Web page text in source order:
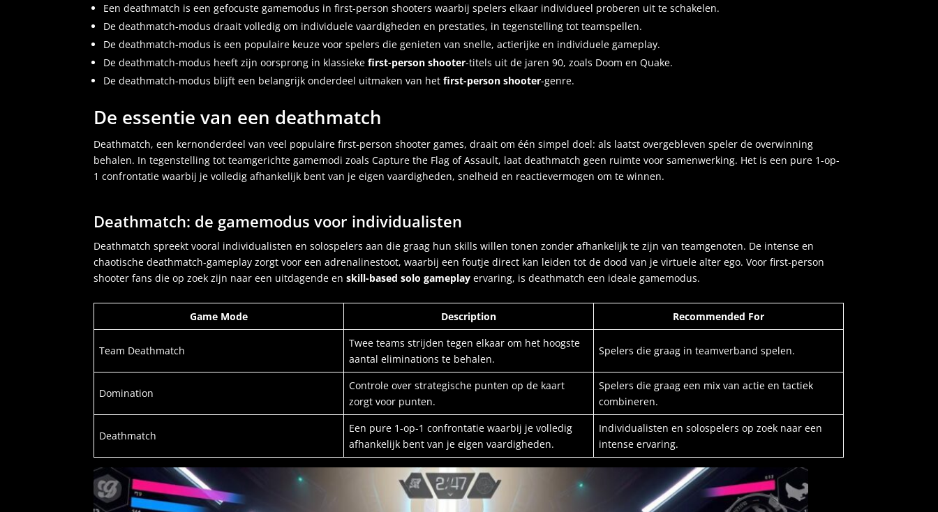
Een deathmatch is een gefocuste gamemodus in first-person shooters waarbij spelers elkaar individueel proberen uit te schakelen.
De deathmatch-modus draait volledig om individuele vaardigheden en prestaties, in tegenstelling tot teamspellen.
De deathmatch-modus is een populaire keuze voor spelers die genieten van snelle, actierijke en individuele gameplay.
De deathmatch-modus heeft zijn oorsprong in klassiekefirst-person shooter-titels uit de jaren 90, zoals Doom en Quake.
De deathmatch-modus blijft een belangrijk onderdeel uitmaken van hetfirst-person shooter-genre.
De essentie van een deathmatch
Deathmatch, een kernonderdeel van veel populaire first-person shooter games, draait om één simpel doel: als laatst overgebleven speler de overwinning
behalen. In tegenstelling tot teamgerichte gamemodi zoalsCapture the Flag of Assault, laat deathmatch geen ruimte voor samenwerking. Het is een pure 1-op-
1 confrontatie waarbij je volledig afhankelijk bent van je eigen vaardigheden, snelheid en reactievermogen om te winnen.
Deathmatch: de gamemodus voor individualisten
Deathmatch spreekt vooral individualisten en solospelers aan die graag hun skills willen tonen zonder afhankelijk te zijn van teamgenoten. De intense en
chaotische deathmatch-gameplay zorgt voor een adrenalinestoot, waarbij een foutje direct kan leiden tot de dood van je virtuele alter ego. Voor first-person
shooter fans die op zoek zijn naar een uitdagende enskill-based solo gameplay ervaring, is deathmatch een ideale gamemodus.
Game Mode Description Recommended For
Team Deathmatch
Twee teams strijden tegen elkaar om het hoogste
aantal eliminations te behalen.
Spelers die graag in teamverband spelen.
Domination
Controle over strategische punten op de kaart
zorgt voor punten.
Spelers die graag een mix van actie en tactiek
combineren.
Deathmatch
Een pure 1-op-1 confrontatie waarbij je volledig
afhankelijk bent van je eigen vaardigheden.
Individualisten en solospelers op zoek naar een
intense ervaring.